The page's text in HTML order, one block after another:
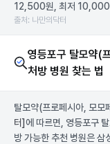
12,500원, 최저 10,000
출처: 나만의닥터
영등포구 탈모약(
처방 병원 찾는 법
탈모약(프로페시아, 모모
터] 에 따르면, 영등포구
방 가능한 추천 병원은 삼